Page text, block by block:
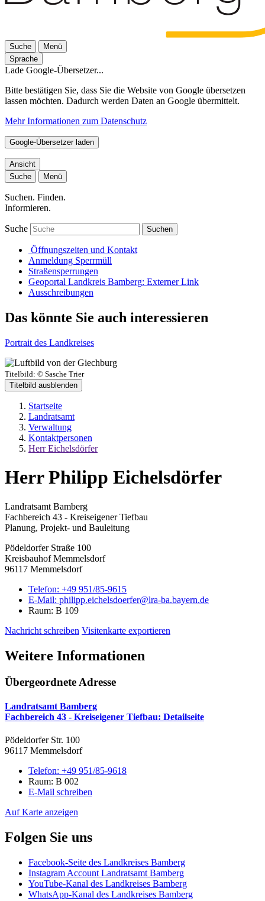
Suche
Menü
Sprache
Lade Google-Übersetzer...
Bitte bestätigen Sie, dass Sie die Website von Google übersetzen
lassen möchten. Dadurch werden Daten an Google übermittelt.
Mehr Informationen zum Datenschutz
Google-Übersetzer laden
Ansicht
Suche
Menü
Suchen. Finden.
Informieren.
Suche Suchen
Öffnungszeiten und Kontakt
Anmeldung Sperrmüll
Straßensperrungen
Geoportal Landkreis Bamberg: Externer Link
Ausschreibungen
Das könnte Sie auch interessieren
Portrait des Landkreises
Titelbild: © Sasche Trier
Titelbild ausblenden
Startseite
Landratsamt
Verwaltung
Kontaktpersonen
Herr Eichelsdörfer
Herr Philipp Eichelsdörfer
Landratsamt Bamberg
Fachbereich 43 - Kreiseigener Tiefbau
Planung, Projekt- und Bauleitung
Pödeldorfer Straße 100
Kreisbauhof Memmelsdorf
96117 Memmelsdorf
Telefon: +49 951/85-9615
E-Mail: philipp.eichelsdoerfer@lra-ba.bayern.de
Raum: B 109
Nachricht schreiben Visitenkarte exportieren
Weitere Informationen
Übergeordnete Adresse
Landratsamt Bamberg
Fachbereich 43 - Kreiseigener Tiefbau: Detailseite
Pödeldorfer Str. 100
96117 Memmelsdorf
Telefon: +49 951/85-9618
Raum: B 002
E-Mail schreiben
Auf Karte anzeigen
Folgen Sie uns
Facebook-Seite des Landkreises Bamberg
Instagram Account Landratsamt Bamberg
YouTube-Kanal des Landkreises Bamberg
WhatsApp-Kanal des Landkreises Bamberg